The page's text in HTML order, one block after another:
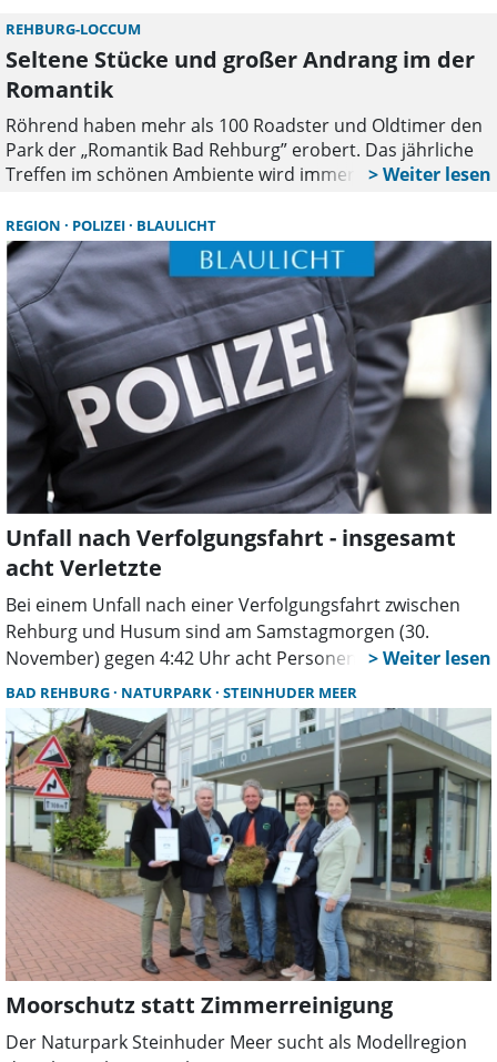
REHBURG-LOCCUM
Seltene Stücke und großer Andrang im der
Romantik
Röhrend haben mehr als 100 Roadster und Oldtimer den
Park der „Romantik Bad Rehburg” erobert. Das jährliche
Treffen im schönen Ambiente wird immer beliebter –
wird, ein Picknick mitzubringen.
REGION POLIZEI BLAULICHT
Unfall nach Verfolgungsfahrt - insgesamt
acht Verletzte
Bei einem Unfall nach einer Verfolgungsfahrt zwischen
Rehburg und Husum sind am Samstagmorgen (30.
November) gegen 4:42 Uhr acht Personen verletzt
worden, darunter mehrere Jugendliche und zwei
Polizeibeamte.
BAD REHBURG NATURPARK STEINHUDER MEER
Moorschutz statt Zimmerreinigung
Der Naturpark Steinhuder Meer sucht als Modellregion